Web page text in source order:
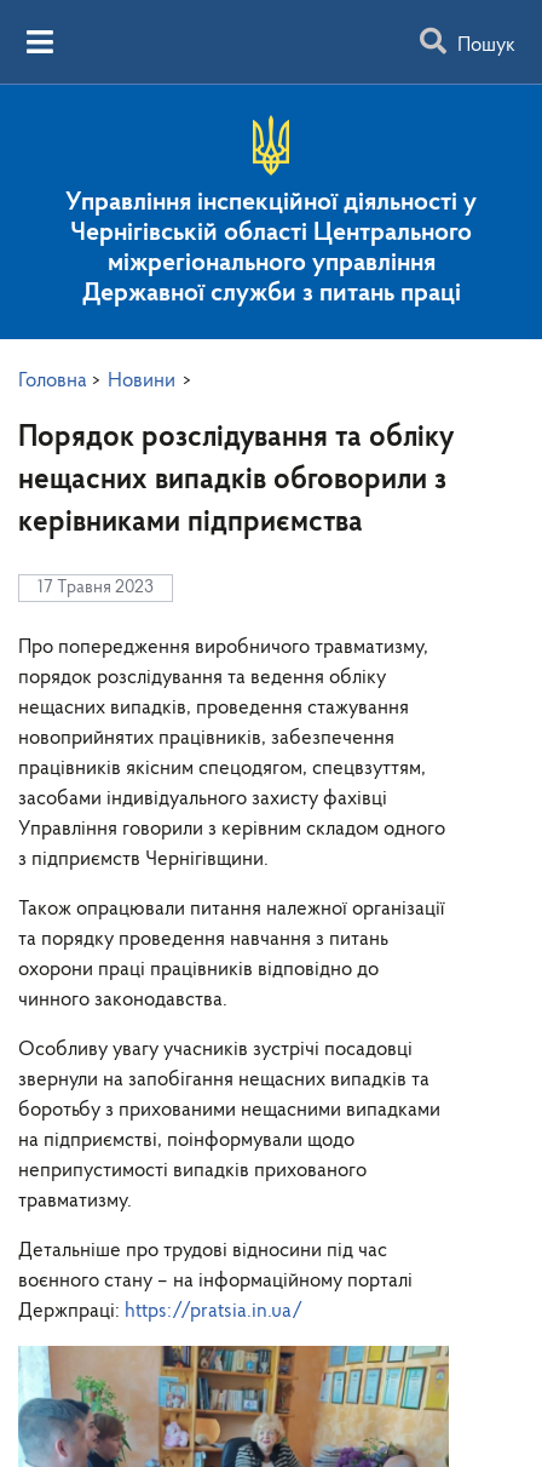
Пошук
Управління інспекційної діяльності у
Чернігівській області Центрального
міжрегіонального управління
Державної служби з питань праці
Головна > Новини >
Порядок розслідування та обліку
нещасних випадків обговорили з
керівниками підприємства
17 Травня 2023
Про попередження виробничого травматизму,
порядок розслідування та ведення обліку
нещасних випадків, проведення стажування
новоприйнятих працівників, забезпечення
працівників якісним спецодягом, спецвзуттям,
засобами індивідуального захисту фахівці
Управління говорили з керівним складом одного
з підприємств Чернігівщини.
Також опрацювали питання належної організації
та порядку проведення навчання з питань
охорони праці працівників відповідно до
чинного законодавства.
Особливу увагу учасників зустрічі посадовці
звернули на запобігання нещасних випадків та
боротьбу з прихованими нещасними випадками
на підприємстві, поінформували щодо
неприпустимості випадків прихованого
травматизму.
Детальніше про трудові відносини під час
воєнного стану – на інформаційному порталі
Держпраці: https://pratsia.in.ua/